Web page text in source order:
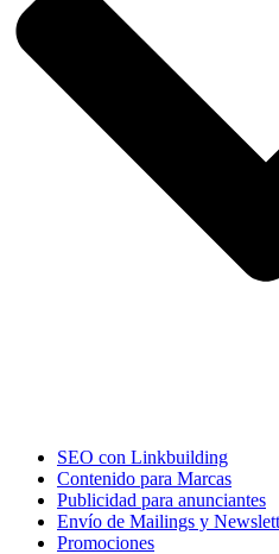
SEO con Linkbuilding
Contenido para Marcas
Publicidad para anunciantes
Envío de Mailings y
Promociones